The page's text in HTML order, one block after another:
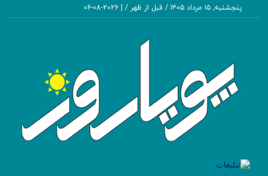
پنجشنبه, ۱۵ مرداد ۱۴۰۵ / قبل از ظهر / |
2026-08-06